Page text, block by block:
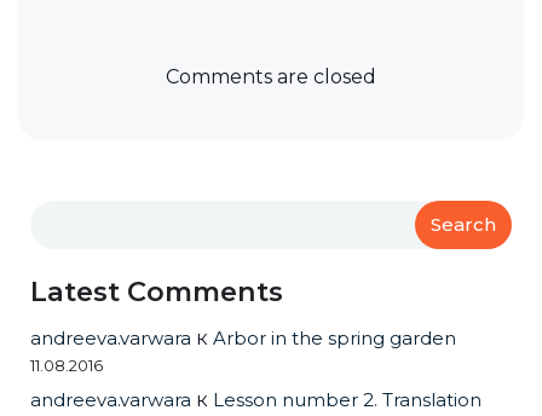
Comments are closed
Search
Latest Comments
andreeva.varwara к Arbor in the spring garden
11.08.2016
andreeva.varwara к Lesson number 2. Translation